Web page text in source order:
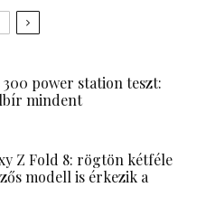
power station teszt:
mindent
Z Fold 8: rögtön kétféle
modell is érkezik a